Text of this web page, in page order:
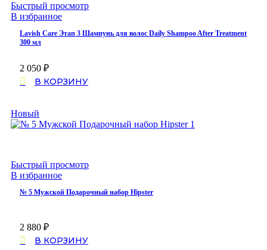
Быстрый просмотр
В избранное
Lavish Care Этап 3 Шампунь для волос Daily Shampoo After Treatment
300 мл
2 050 ₽
В КОРЗИНУ
Новый
Быстрый просмотр
В избранное
№ 5 Мужской Подарочный набор Hipster
2 880 ₽
В КОРЗИНУ